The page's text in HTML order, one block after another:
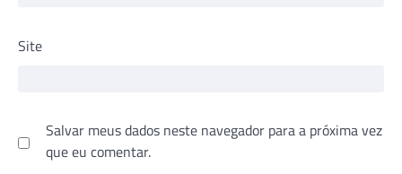
Site
Salvar meus dados neste navegador para a próxima vez
que eu comentar.